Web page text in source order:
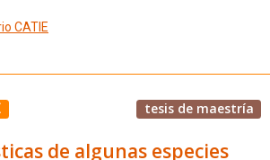
CATIE
tesis de maestría
de algunas especies